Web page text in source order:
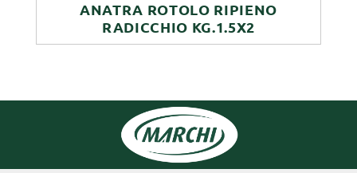
ANATRA ROTOLO RIPIENO
RADICCHIO KG.1.5X2